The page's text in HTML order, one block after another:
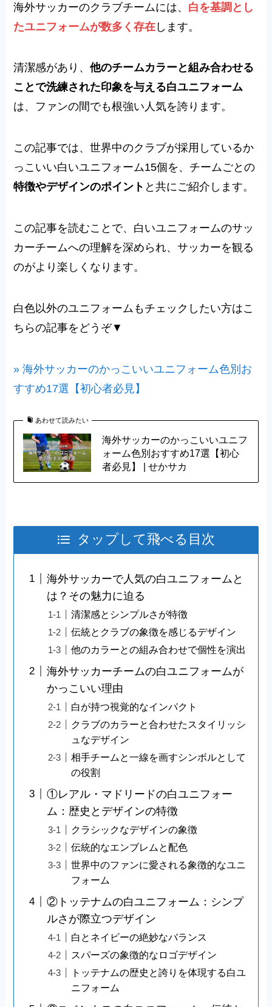
海外サッカーのクラブチームには、 白を基調とし
たユニフォームが数多く存在 します。
清潔感があり、他のチームカラーと組み合わせる
ことで洗練された印象を与える白ユニフォーム
は、ファンの間でも根強い人気を誇ります。
この記事では、世界中のクラブが採用しているか
っこいい白いユニフォーム15個を、チームごとの
特徴やデザインのポイント と共にご紹介します。
この記事を読むことで、白いユニフォームのサッ
カーチームへの理解を深められ、サッカーを観る
のがより楽しくなります。
白色以外のユニフォームもチェックしたい方はこ
ちらの記事をどうぞ▼
» 海外サッカーのかっこいいユニフォーム色別お
すすめ17選【初心者必見】
あわせて読みたい
海外サッカーのかっこいいユニフ
ォーム色別おすすめ17選【初心
者必見】 | せかサカ
タップして飛べる目次
海外サッカーで人気の白ユニフォームと
は？その魅力に迫る
清潔感とシンプルさが特徴
伝統とクラブの象徴を感じるデザイン
他のカラーとの組み合わせで個性を演出
海外サッカーチームの白ユニフォームが
かっこいい理由
白が持つ視覚的なインパクト
クラブのカラーと合わせたスタイリッシ
ュなデザイン
相手チームと一線を画すシンボルとして
の役割
①レアル・マドリードの白ユニフォー
ム：歴史とデザインの特徴
クラシックなデザインの象徴
伝統的なエンブレムと配色
世界中のファンに愛される象徴的なユニ
フォーム
②トッテナムの白ユニフォーム：シンプ
ルさが際立つデザイン
白とネイビーの絶妙なバランス
スパーズの象徴的なロゴデザイン
トッテナムの歴史と誇りを体現する白ユ
ニフォーム